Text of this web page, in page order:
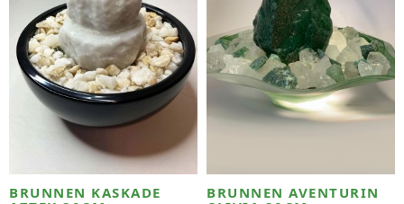
BRUNNEN KASKADE
BRUNNEN AVENTURIN